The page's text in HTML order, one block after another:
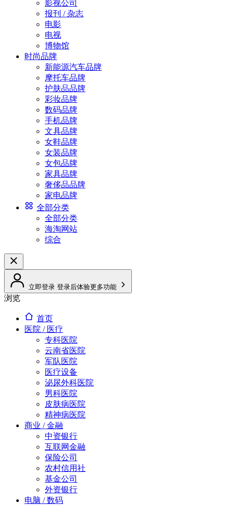
影视公司
报刊 / 杂志
电影
电视
博物馆
时尚品牌
新能源汽车品牌
摩托车品牌
护肤品品牌
彩妆品牌
数码品牌
手机品牌
文具品牌
女鞋品牌
女装品牌
女包品牌
家具品牌
奢侈品品牌
家电品牌
全部分类
全部分类
海淘网站
综合
立即登录 登录后体验更多功能
浏览
首页
医院 / 医疗
专科医院
云南省医院
军队医院
医疗设备
泌尿外科医院
男科医院
皮肤病医院
精神病医院
商业 / 金融
中资银行
互联网金融
保险公司
农村信用社
基金公司
外资银行
电脑 / 数码